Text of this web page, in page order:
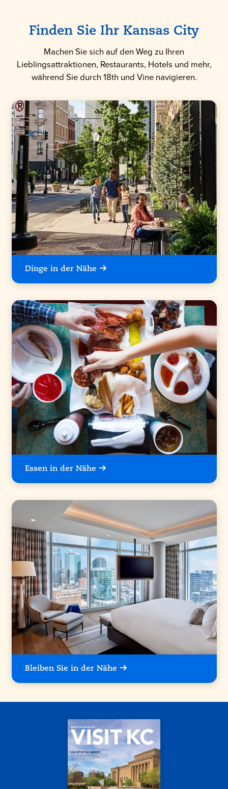
Finden Sie Ihr Kansas City
Machen Sie sich auf den Weg zu Ihren
Lieblingsattraktionen, Restaurants, Hotels und mehr,
während Sie durch 18th und Vine navigieren.
Dinge in der Nähe
Essen in der Nähe
Bleiben Sie in der Nähe